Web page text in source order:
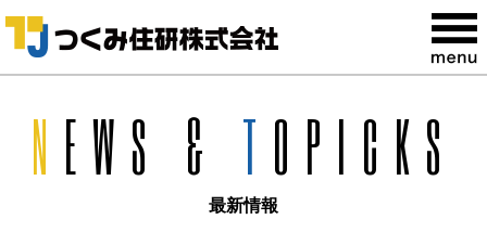
N EWS & T OPICKS
最新情報